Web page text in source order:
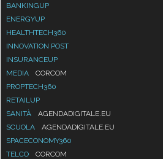
BANKINGUP
ENERGYUP
HEALTHTECH360
INNOVATION POST
INSURANCEUP
MEDIA
CORCOM
PROPTECH360
RETAILUP
SANITÀ
AGENDADIGITALE.EU
SCUOLA
AGENDADIGITALE.EU
SPACECONOMY360
TELCO
CORCOM